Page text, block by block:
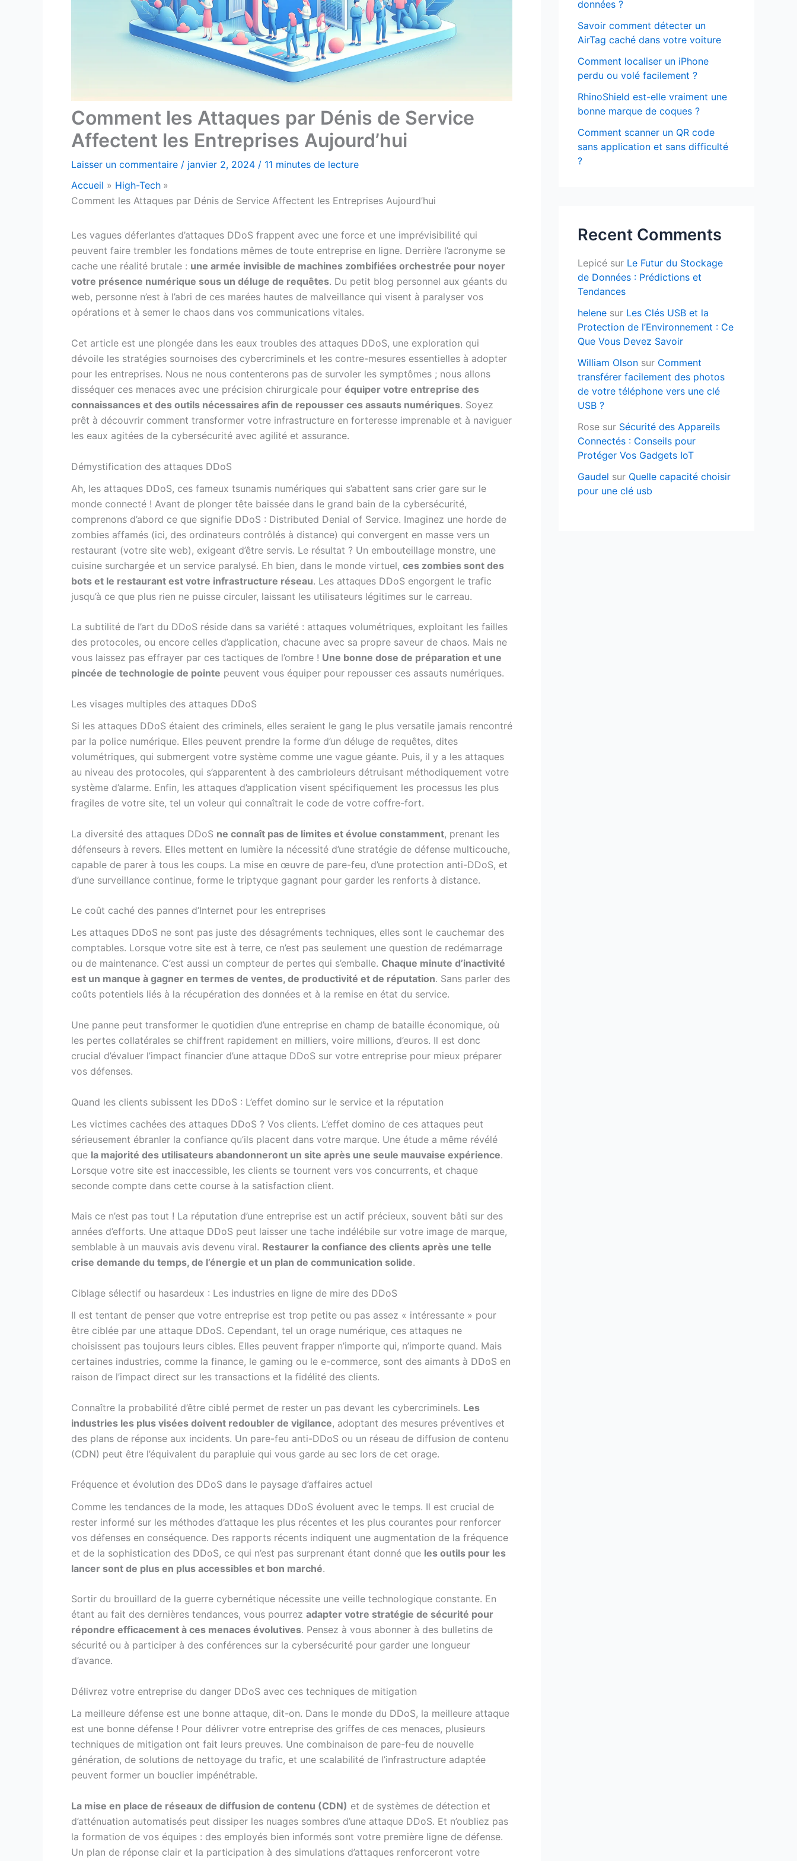
Comment les Attaques par Dénis de Service
Affectent les Entreprises Aujourd’hui
Laisser un commentaire / janvier 2, 2024 / 11 minutes de lecture
Accueil
High-Tech
Comment les Attaques par Dénis de Service Affectent les Entreprises Aujourd’hui
Les vagues déferlantes d’attaques DDoS frappent avec une force et une imprévisibilité qui
peuvent faire trembler les fondations mêmes de toute entreprise en ligne. Derrière l’acronyme se
cache une réalité brutale : une armée invisible de machines zombifiées orchestrée pour noyer
votre présence numérique sous un déluge de requêtes. Du petit blog personnel aux géants du
web, personne n’est à l’abri de ces marées hautes de malveillance qui visent à paralyser vos
opérations et à semer le chaos dans vos communications vitales.
Cet article est une plongée dans les eaux troubles des attaques DDoS, une exploration qui
dévoile les stratégies sournoises des cybercriminels et les contre-mesures essentielles à adopter
pour les entreprises. Nous ne nous contenterons pas de survoler les symptômes ; nous allons
disséquer ces menaces avec une précision chirurgicale pour équiper votre entreprise des
connaissances et des outils nécessaires afin de repousser ces assauts numériques. Soyez
prêt à découvrir comment transformer votre infrastructure en forteresse imprenable et à naviguer
les eaux agitées de la cybersécurité avec agilité et assurance.
Démystification des attaques DDoS
Ah, les attaques DDoS, ces fameux tsunamis numériques qui s’abattent sans crier gare sur le
monde connecté ! Avant de plonger tête baissée dans le grand bain de la cybersécurité,
comprenons d’abord ce que signifie DDoS : Distributed Denial of Service. Imaginez une horde de
zombies affamés (ici, des ordinateurs contrôlés à distance) qui convergent en masse vers un
restaurant (votre site web), exigeant d’être servis. Le résultat ? Un embouteillage monstre, une
cuisine surchargée et un service paralysé. Eh bien, dans le monde virtuel, ces zombies sont des
bots et le restaurant est votre infrastructure réseau. Les attaques DDoS engorgent le trafic
jusqu’à ce que plus rien ne puisse circuler, laissant les utilisateurs légitimes sur le carreau.
La subtilité de l’art du DDoS réside dans sa variété : attaques volumétriques, exploitant les failles
des protocoles, ou encore celles d’application, chacune avec sa propre saveur de chaos. Mais ne
vous laissez pas effrayer par ces tactiques de l’ombre ! Une bonne dose de préparation et une
pincée de technologie de pointe peuvent vous équiper pour repousser ces assauts numériques.
Les visages multiples des attaques DDoS
Si les attaques DDoS étaient des criminels, elles seraient le gang le plus versatile jamais rencontré
par la police numérique. Elles peuvent prendre la forme d’un déluge de requêtes, dites
volumétriques, qui submergent votre système comme une vague géante. Puis, il y a les attaques
au niveau des protocoles, qui s’apparentent à des cambrioleurs détruisant méthodiquement votre
système d’alarme. Enfin, les attaques d’application visent spécifiquement les processus les plus
fragiles de votre site, tel un voleur qui connaîtrait le code de votre coffre-fort.
La diversité des attaques DDoS ne connaît pas de limites et évolue constamment, prenant les
défenseurs à revers. Elles mettent en lumière la nécessité d’une stratégie de défense multicouche,
capable de parer à tous les coups. La mise en œuvre de pare-feu, d’une protection anti-DDoS, et
d’une surveillance continue, forme le triptyque gagnant pour garder les renforts à distance.
Le coût caché des pannes d’Internet pour les entreprises
Les attaques DDoS ne sont pas juste des désagréments techniques, elles sont le cauchemar des
comptables. Lorsque votre site est à terre, ce n’est pas seulement une question de redémarrage
ou de maintenance. C’est aussi un compteur de pertes qui s’emballe. Chaque minute d’inactivité
est un manque à gagner en termes de ventes, de productivité et de réputation. Sans parler des
coûts potentiels liés à la récupération des données et à la remise en état du service.
Une panne peut transformer le quotidien d’une entreprise en champ de bataille économique, où
les pertes collatérales se chiffrent rapidement en milliers, voire millions, d’euros. Il est donc
crucial d’évaluer l’impact financier d’une attaque DDoS sur votre entreprise pour mieux préparer
vos défenses.
Quand les clients subissent les DDoS : L’effet domino sur le service et la réputation
Les victimes cachées des attaques DDoS ? Vos clients. L’effet domino de ces attaques peut
sérieusement ébranler la confiance qu’ils placent dans votre marque. Une étude a même révélé
que la majorité des utilisateurs abandonneront un site après une seule mauvaise expérience.
Lorsque votre site est inaccessible, les clients se tournent vers vos concurrents, et chaque
seconde compte dans cette course à la satisfaction client.
Mais ce n’est pas tout ! La réputation d’une entreprise est un actif précieux, souvent bâti sur des
années d’efforts. Une attaque DDoS peut laisser une tache indélébile sur votre image de marque,
semblable à un mauvais avis devenu viral. Restaurer la confiance des clients après une telle
crise demande du temps, de l’énergie et un plan de communication solide.
Ciblage sélectif ou hasardeux : Les industries en ligne de mire des DDoS
Il est tentant de penser que votre entreprise est trop petite ou pas assez « intéressante » pour
être ciblée par une attaque DDoS. Cependant, tel un orage numérique, ces attaques ne
choisissent pas toujours leurs cibles. Elles peuvent frapper n’importe qui, n’importe quand. Mais
certaines industries, comme la finance, le gaming ou le e-commerce, sont des aimants à DDoS en
raison de l’impact direct sur les transactions et la fidélité des clients.
Connaître la probabilité d’être ciblé permet de rester un pas devant les cybercriminels. Les
industries les plus visées doivent redoubler de vigilance, adoptant des mesures préventives et
des plans de réponse aux incidents. Un pare-feu anti-DDoS ou un réseau de diffusion de contenu
(CDN) peut être l’équivalent du parapluie qui vous garde au sec lors de cet orage.
Fréquence et évolution des DDoS dans le paysage d’affaires actuel
Comme les tendances de la mode, les attaques DDoS évoluent avec le temps. Il est crucial de
rester informé sur les méthodes d’attaque les plus récentes et les plus courantes pour renforcer
vos défenses en conséquence. Des rapports récents indiquent une augmentation de la fréquence
et de la sophistication des DDoS, ce qui n’est pas surprenant étant donné que les outils pour les
lancer sont de plus en plus accessibles et bon marché.
Sortir du brouillard de la guerre cybernétique nécessite une veille technologique constante. En
étant au fait des dernières tendances, vous pourrez adapter votre stratégie de sécurité pour
répondre efficacement à ces menaces évolutives. Pensez à vous abonner à des bulletins de
sécurité ou à participer à des conférences sur la cybersécurité pour garder une longueur
d’avance.
Délivrez votre entreprise du danger DDoS avec ces techniques de mitigation
La meilleure défense est une bonne attaque, dit-on. Dans le monde du DDoS, la meilleure attaque
est une bonne défense ! Pour délivrer votre entreprise des griffes de ces menaces, plusieurs
techniques de mitigation ont fait leurs preuves. Une combinaison de pare-feu de nouvelle
génération, de solutions de nettoyage du trafic, et une scalabilité de l’infrastructure adaptée
peuvent former un bouclier impénétrable.
La mise en place de réseaux de diffusion de contenu (CDN) et de systèmes de détection et
d’atténuation automatisés peut dissiper les nuages sombres d’une attaque DDoS. Et n’oubliez pas
la formation de vos équipes : des employés bien informés sont votre première ligne de défense.
Un plan de réponse clair et la participation à des simulations d’attaques renforceront votre
données ?
Savoir comment détecter un
AirTag caché dans votre voiture
Comment localiser un iPhone
perdu ou volé facilement ?
RhinoShield est-elle vraiment une
bonne marque de coques ?
Comment scanner un QR code
sans application et sans difficulté
?
Recent Comments
Lepicé sur Le Futur du Stockage
de Données : Prédictions et
Tendances
helene sur Les Clés USB et la
Protection de l’Environnement : Ce
Que Vous Devez Savoir
William Olson sur Comment
transférer facilement des photos
de votre téléphone vers une clé
USB ?
Rose sur Sécurité des Appareils
Connectés : Conseils pour
Protéger Vos Gadgets IoT
Gaudel sur Quelle capacité choisir
pour une clé usb